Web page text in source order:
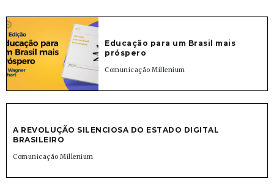
Educação para um Brasil mais
próspero
Comunicação Millenium
A REVOLUÇÃO SILENCIOSA DO ESTADO DIGITAL
BRASILEIRO
Comunicação Millenium